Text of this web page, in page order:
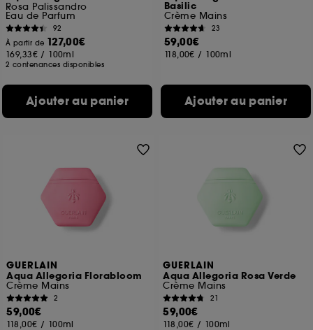
Rosa Palissandro
Eau de Parfum
92
À partir de 127,00€
169,33€ / 100ml
2 contenances disponibles
Ajouter au panier
Basilic
Crème Mains
23
59,00€
118,00€ / 100ml
Ajouter au panier
GUERLAIN
Aqua Allegoria Florabloom
Crème Mains
2
59,00€
118,00€ / 100ml
GUERLAIN
Aqua Allegoria Rosa Verde
Crème Mains
21
59,00€
118,00€ / 100ml